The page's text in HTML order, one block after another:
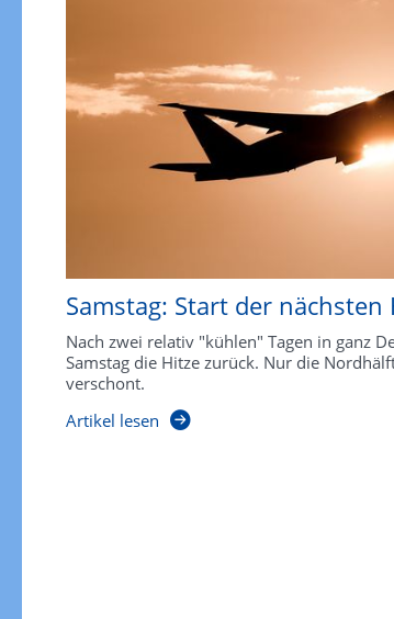
Samstag: Start der nächsten
Nach zwei relativ "kühlen" Tagen in ganz
Samstag die Hitze zurück. Nur die
verschont.
Artikel lesen